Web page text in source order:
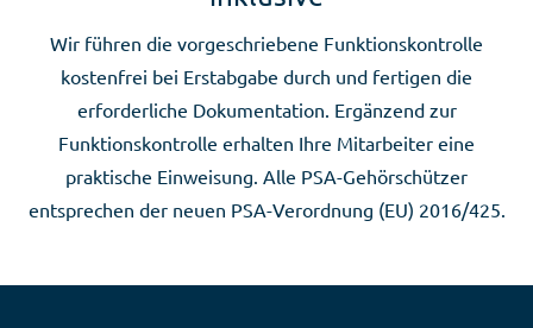
Wir führen die vorgeschriebene Funktionskontrolle
kostenfrei bei Erstabgabe durch und fertigen die
erforderliche Dokumentation. Ergänzend zur
Funktionskontrolle erhalten Ihre Mitarbeiter eine
praktische Einweisung. Alle PSA-Gehörschützer
entsprechen der neuen PSA-Verordnung (EU) 2016/425.